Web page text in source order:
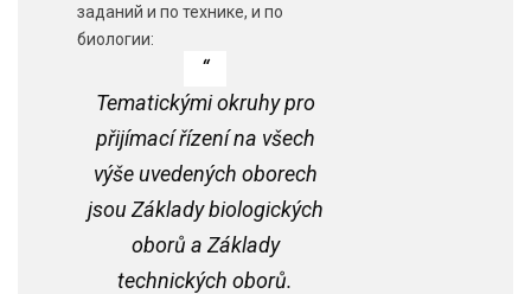
заданий и по технике, и по
биологии:
Tematickými okruhy pro
přijímací řízení na všech
výše uvedených oborech
jsou Základy biologických
oborů a Základy
technických oborů.